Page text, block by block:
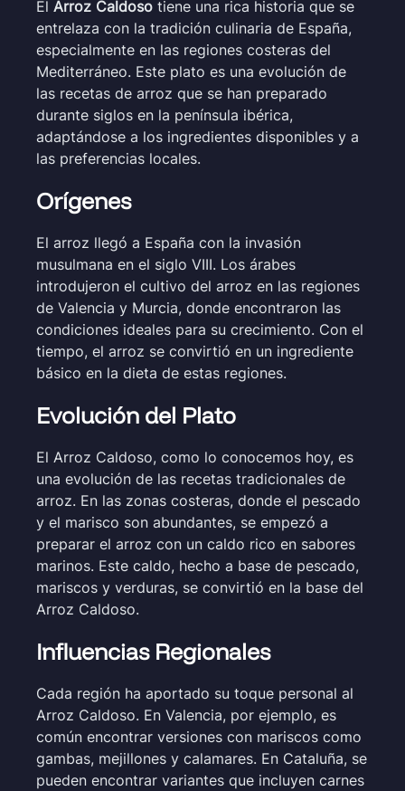
El Arroz Caldoso tiene una rica historia que se
entrelaza con la tradición culinaria de España,
especialmente en las regiones costeras del
Mediterráneo. Este plato es una evolución de
las recetas de arroz que se han preparado
durante siglos en la península ibérica,
adaptándose a los ingredientes disponibles y a
las preferencias locales.
Orígenes
El arroz llegó a España con la invasión
musulmana en el siglo VIII. Los árabes
introdujeron el cultivo del arroz en las regiones
de Valencia y Murcia, donde encontraron las
condiciones ideales para su crecimiento. Con el
tiempo, el arroz se convirtió en un ingrediente
básico en la dieta de estas regiones.
Evolución del Plato
El Arroz Caldoso, como lo conocemos hoy, es
una evolución de las recetas tradicionales de
arroz. En las zonas costeras, donde el pescado
y el marisco son abundantes, se empezó a
preparar el arroz con un caldo rico en sabores
marinos. Este caldo, hecho a base de pescado,
mariscos y verduras, se convirtió en la base del
Arroz Caldoso.
Influencias Regionales
Cada región ha aportado su toque personal al
Arroz Caldoso. En Valencia, por ejemplo, es
común encontrar versiones con mariscos como
gambas, mejillones y calamares. En Cataluña, se
pueden encontrar variantes que incluyen carnes